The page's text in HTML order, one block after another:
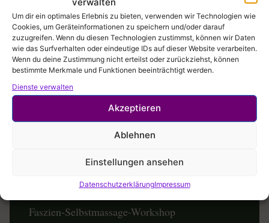
Um dir ein optimales Erlebnis zu bieten, verwenden wir Technologien wie
Cookies, um Geräteinformationen zu speichern und/oder darauf
zuzugreifen. Wenn du diesen Technologien zustimmst, können wir Daten
wie das Surfverhalten oder eindeutige IDs auf dieser Website verarbeiten.
Wenn du deine Zustimmung nicht erteilst oder zurückziehst, können
bestimmte Merkmale und Funktionen beeinträchtigt werden.
Dienste verwalten
Akzeptieren
Ablehnen
Einstellungen ansehen
DatenschutzerklärungImpressum
Wohlbefinden
Spürbares Wohlbefinden im Alltag durch regelmäßige Anwendung
🗓
nach dem Sport oder einem langen Tag im Büro. Wichtig:
sanfter vorzugehen.
Faszien-Selbstmassage-Workshop